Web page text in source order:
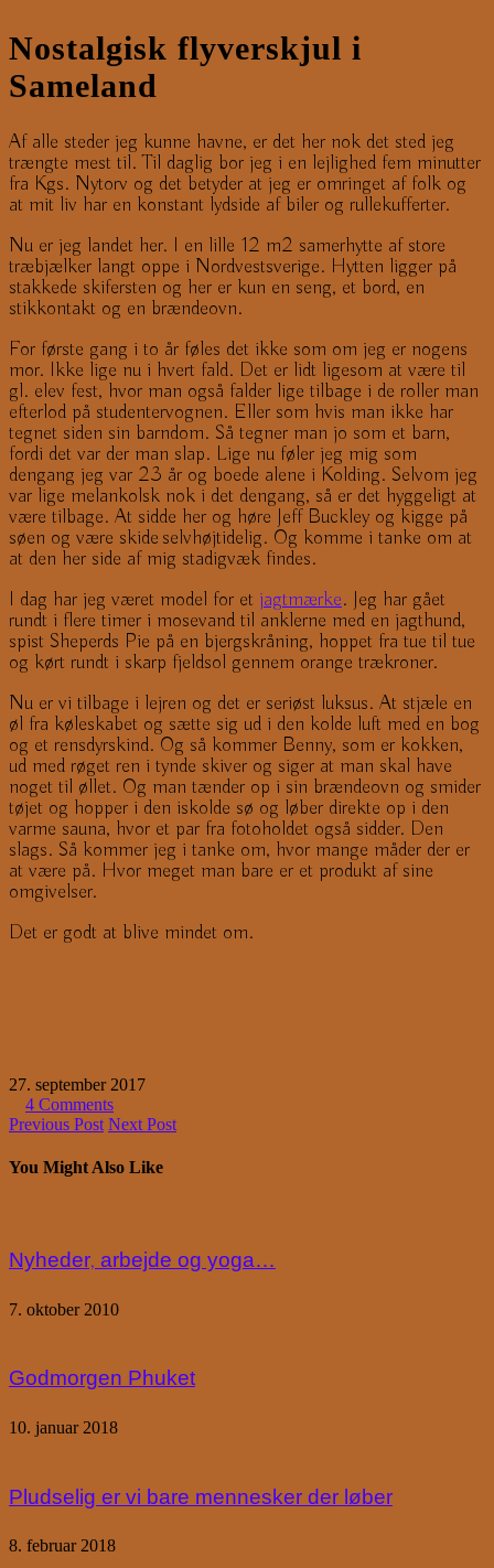
Nostalgisk flyverskjul i
Sameland
Af alle steder jeg kunne havne, er det her nok det sted jeg
trængte mest til. Til daglig bor jeg i en lejlighed fem minutter
fra Kgs. Nytorv og det betyder at jeg er omringet af folk og
at mit liv har en konstant lydside af biler og rullekufferter.
Nu er jeg landet her. I en lille 12 m2 samerhytte af store
træbjælker langt oppe i Nordvestsverige. Hytten ligger på
stakkede skifersten og her er kun en seng, et bord, en
stikkontakt og en brændeovn.
For første gang i to år føles det ikke som om jeg er nogens
mor. Ikke lige nu i hvert fald. Det er lidt ligesom at være til
gl. elev fest, hvor man også falder lige tilbage i de roller man
efterlod på studentervognen. Eller som hvis man ikke har
tegnet siden sin barndom. Så tegner man jo som et barn,
fordi det var der man slap. Lige nu føler jeg mig som
dengang jeg var 23 år og boede alene i Kolding. Selvom jeg
var lige melankolsk nok i det dengang, så er det hyggeligt at
være tilbage. At sidde her og høre Jeff Buckley og kigge på
søen og være skide selvhøjtidelig. Og komme i tanke om at
at den her side af mig stadigvæk findes.
I dag har jeg været model for et jagtmærke. Jeg har gået
rundt i flere timer i mosevand til anklerne med en jagthund,
spist Sheperds Pie på en bjergskråning, hoppet fra tue til tue
og kørt rundt i skarp fjeldsol gennem orange trækroner.
Nu er vi tilbage i lejren og det er seriøst luksus. At stjæle en
øl fra køleskabet og sætte sig ud i den kolde luft med en bog
og et rensdyrskind. Og så kommer Benny, som er kokken,
ud med røget ren i tynde skiver og siger at man skal have
noget til øllet. Og man tænder op i sin brændeovn og smider
tøjet og hopper i den iskolde sø og løber direkte op i den
varme sauna, hvor et par fra fotoholdet også sidder. Den
slags. Så kommer jeg i tanke om, hvor mange måder der er
at være på. Hvor meget man bare er et produkt af sine
omgivelser.
Det er godt at blive mindet om.
27. september 2017
4 Comments
Previous Post Next Post
You Might Also Like
Nyheder, arbejde og yoga…
7. oktober 2010
Godmorgen Phuket
10. januar 2018
Pludselig er vi bare mennesker der løber
8. februar 2018